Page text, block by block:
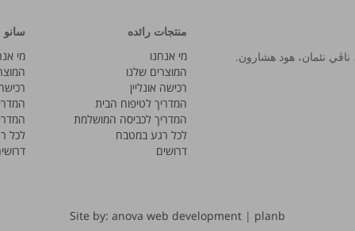
منتجات رائده
מי אנחנו
המוצרים שלנו
רכישה אונליין
המדריך לטיפוח הבית
המדריך לכביסה המושלמת
לכל רגע במטבח
דרושים
سانو
מי
לכל
Site by: anova web development | planb